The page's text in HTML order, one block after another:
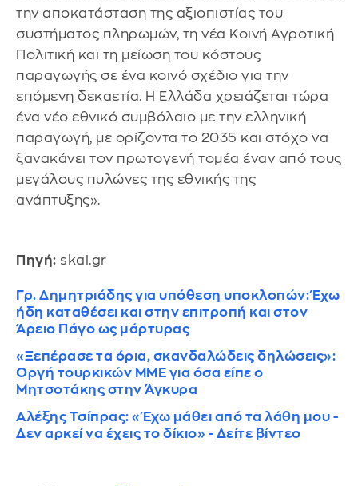
την αποκατάσταση της αξιοπιστίας του
συστήματος πληρωμών, τη νέα Κοινή Αγροτική
Πολιτική και τη μείωση του κόστους
παραγωγής σε ένα κοινό σχέδιο για την
επόμενη δεκαετία. Η Ελλάδα χρειάζεται τώρα
ένα νέο εθνικό συμβόλαιο με την ελληνική
παραγωγή, με ορίζοντα το 2035 και στόχο να
ξανακάνει τον πρωτογενή τομέα έναν από τους
μεγάλους πυλώνες της εθνικής της
ανάπτυξης».
Πηγή: skai.gr
Γρ. Δημητριάδης για υπόθεση υποκλοπών: Έχω
ήδη καταθέσει και στην επιτροπή και στον
Άρειο Πάγο ως μάρτυρας
«Ξεπέρασε τα όρια, σκανδαλώδεις δηλώσεις»:
Οργή τουρκικών ΜΜΕ για όσα είπε ο
Μητσοτάκης στην Άγκυρα
Αλέξης Τσίπρας: «Έχω μάθει από τα λάθη μου -
Δεν αρκεί να έχεις το δίκιο» - Δείτε βίντεο